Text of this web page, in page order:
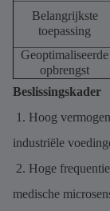
Belangrijkste
toepassing
Geoptimaliseerde
opbrengst
Beslissingskader
1. Hoog
industriële
2. Hoge
medische